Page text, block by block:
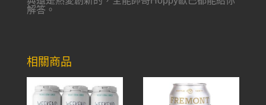
解答。
相關商品